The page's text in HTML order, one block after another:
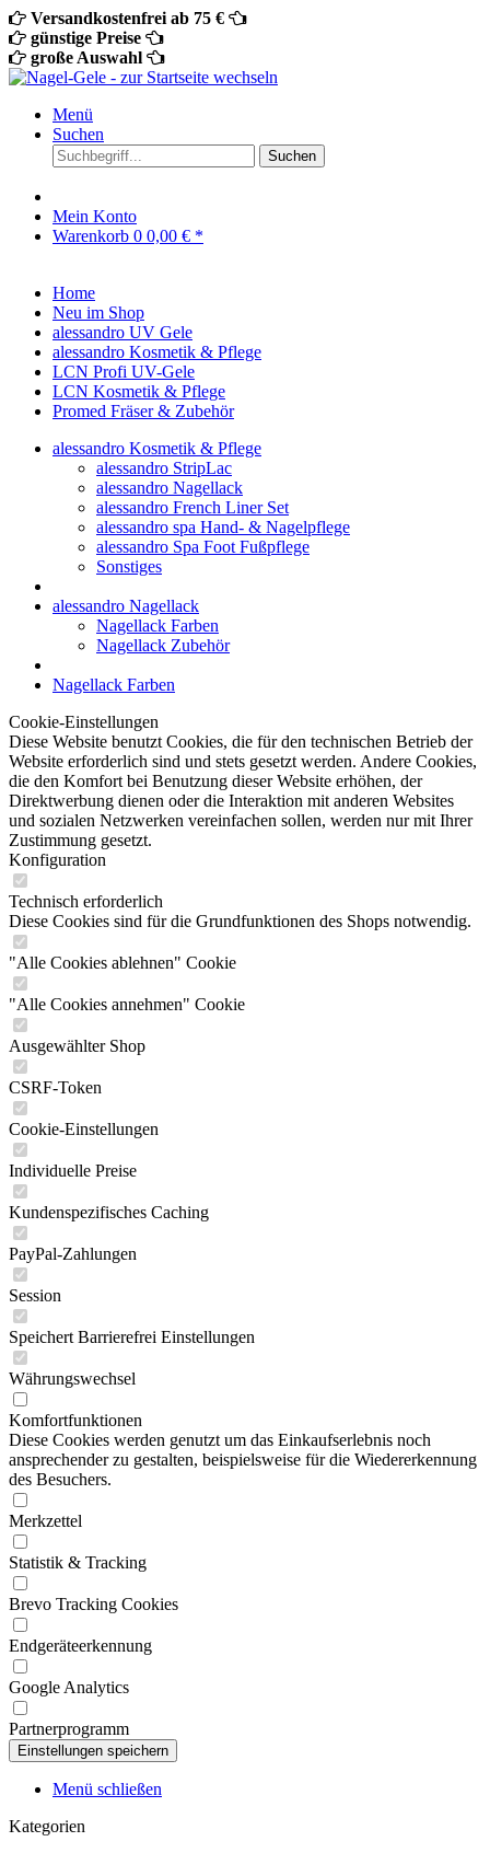
Versandkostenfrei ab 75 €
günstige Preise
große Auswahl
Menü
Suchen
Suchen
Mein Konto
Warenkorb 0 0,00 € *
Home
Neu im Shop
alessandro UV Gele
alessandro Kosmetik & Pflege
LCN Profi UV-Gele
LCN Kosmetik & Pflege
Promed Fräser & Zubehör
alessandro Kosmetik & Pflege
alessandro StripLac
alessandro Nagellack
alessandro French Liner Set
alessandro spa Hand- & Nagelpflege
alessandro Spa Foot Fußpflege
Sonstiges
alessandro Nagellack
Nagellack Farben
Nagellack Zubehör
Nagellack Farben
Cookie-Einstellungen
Diese Website benutzt Cookies, die für den technischen Betrieb der
Website erforderlich sind und stets gesetzt werden. Andere Cookies,
die den Komfort bei Benutzung dieser Website erhöhen, der
Direktwerbung dienen oder die Interaktion mit anderen Websites
und sozialen Netzwerken vereinfachen sollen, werden nur mit Ihrer
Zustimmung gesetzt.
Konfiguration
Technisch erforderlich
Diese Cookies sind für die Grundfunktionen des Shops notwendig.
"Alle Cookies ablehnen" Cookie
"Alle Cookies annehmen" Cookie
Ausgewählter Shop
CSRF-Token
Cookie-Einstellungen
Individuelle Preise
Kundenspezifisches Caching
PayPal-Zahlungen
Session
Speichert Barrierefrei Einstellungen
Währungswechsel
Komfortfunktionen
Diese Cookies werden genutzt um das Einkaufserlebnis noch
ansprechender zu gestalten, beispielsweise für die Wiedererkennung
des Besuchers.
Merkzettel
Statistik & Tracking
Brevo Tracking Cookies
Endgeräteerkennung
Google Analytics
Partnerprogramm
Menü schließen
Kategorien